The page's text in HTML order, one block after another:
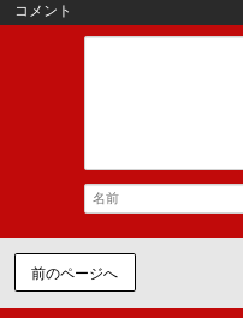
コメント
前のページへ